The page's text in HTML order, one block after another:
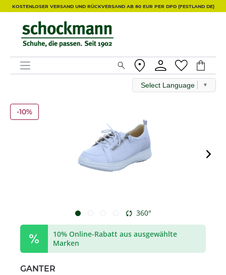
KOSTENLOSER VERSAND UND RÜCKVERSAND AB 80 EUR PER DPD (FESTLAND DE)
Select Language ▼
-10%
360°
10% Online-Rabatt aus ausgewählte
Marken
GANTER